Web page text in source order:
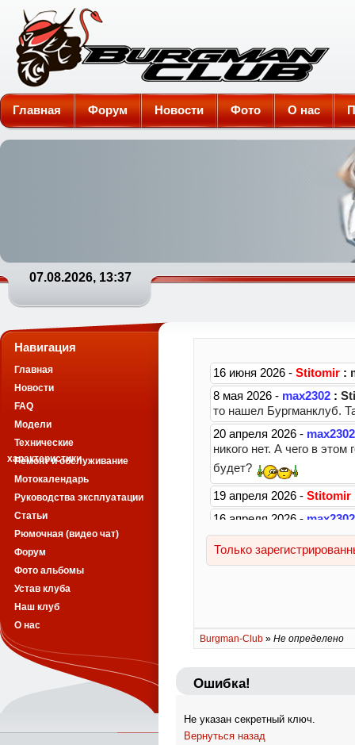
Burgman-Club
Главная Форум Новости Фото О нас
07.08.2026, 13:37
Burgman-Club » Не определено
Ошибка!
Не указан секретный ключ.
Вернуться назад
Навигация
Главная
Новости
FAQ
Модели
Технические
характеристики
Ремонт и обслуживание
Мотокалендарь
Руководства эксплуатации
Статьи
Рюмочная (видео чат)
Форум
Фото альбомы
Устав клуба
Наш клуб
О нас